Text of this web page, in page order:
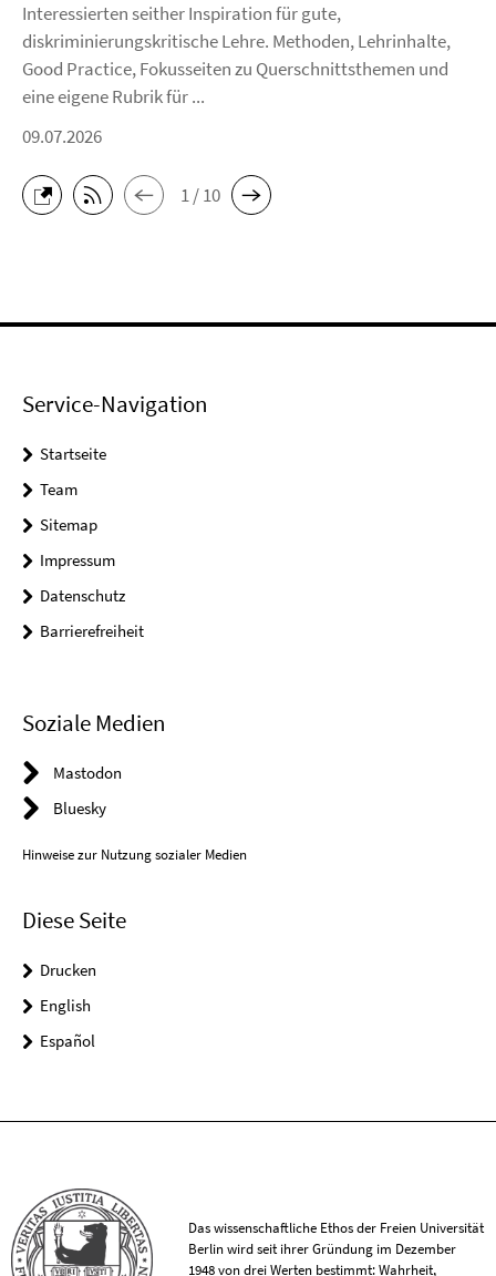
Interessierten seither Inspiration für gute,
diskriminierungskritische Lehre. Methoden, Lehrinhalte,
Good Practice, Fokusseiten zu Querschnittsthemen und
eine eigene Rubrik für ...
09.07.2026
1 / 10
Service-Navigation
Startseite
Team
Sitemap
Impressum
Datenschutz
Barrierefreiheit
Soziale Medien
Mastodon
Bluesky
Hinweise zur Nutzung sozialer Medien
Diese Seite
Drucken
English
Español
Das wissenschaftliche Ethos der Freien Universität
Berlin wird seit ihrer Gründung im Dezember
1948 von drei Werten bestimmt: Wahrheit,